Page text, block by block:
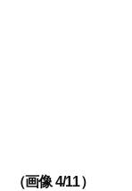
（画像 4/11）